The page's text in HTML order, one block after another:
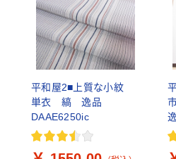
平和屋2■上質な小紋
単衣 縞 逸品
DAAE6250ic